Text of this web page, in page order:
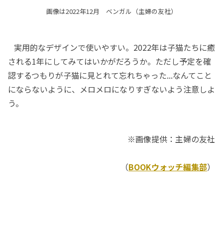
画像は2022年12月 ベンガル（主婦の友社）
実用的なデザインで使いやすい。2022年は子猫たちに癒
される1年にしてみてはいかがだろうか。ただし予定を確
認するつもりが子猫に見とれて忘れちゃった...なんてこと
にならないように、メロメロになりすぎないよう注意しよ
う。
※画像提供：主婦の友社
（BOOKウォッチ編集部）